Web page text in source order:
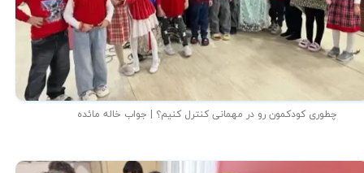
چطوری کودکمون رو در مهمانی کنترل کنیم؟ | جواب خاله مائده